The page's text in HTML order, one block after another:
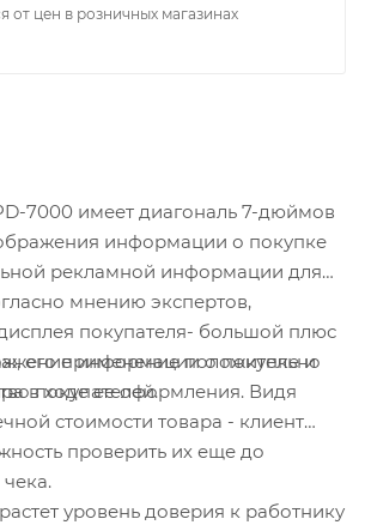
от цен в розничных магазинах
7000 имеет диагональ 7-дюймов
информации о покупке
рекламной информации для
мнению экспертов,
покупателя- большой плюс
его применение положительно
покупателей.
информации о покупке и
в ходе ее оформления. Видя
стоимости товара - клиент
проверить их еще до
уровень доверия к работнику